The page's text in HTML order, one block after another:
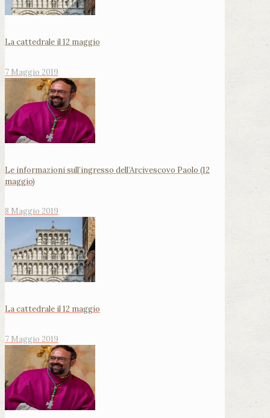
La cattedrale il 12 maggio
7 Maggio 2019
Le informazioni sull’ingresso dell’Arcivescovo Paolo (12
maggio)
8 Maggio 2019
La cattedrale il 12 maggio
7 Maggio 2019